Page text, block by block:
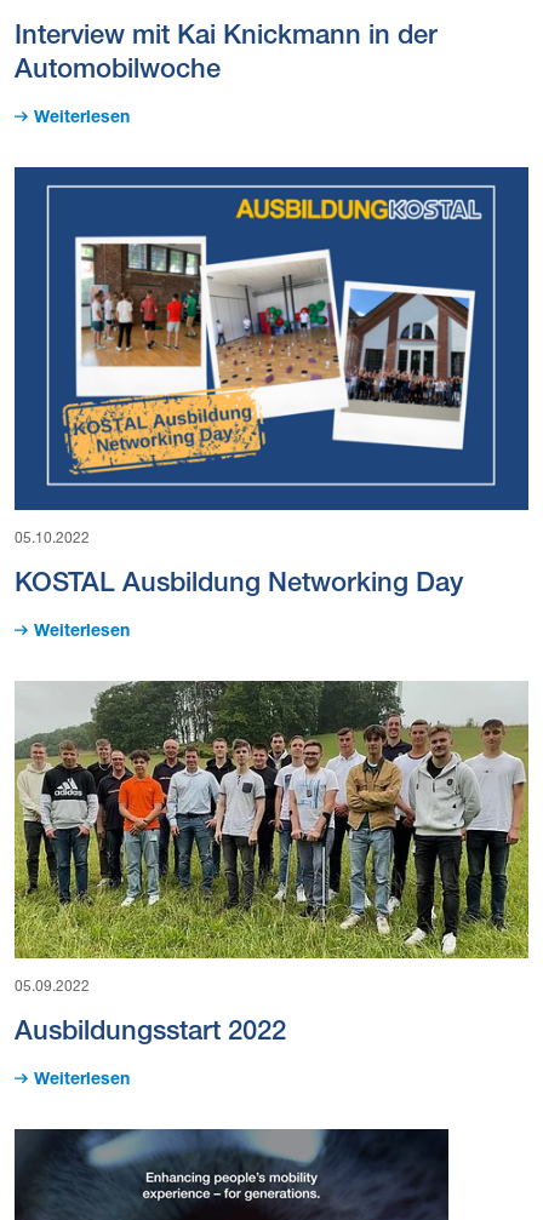
Interview mit Kai Knickmann in der
Automobilwoche
Weiterlesen
05.10.2022
KOSTAL Ausbildung Networking Day
Weiterlesen
05.09.2022
Ausbildungsstart 2022
Weiterlesen